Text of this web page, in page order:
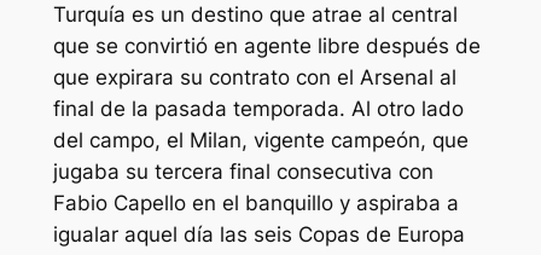
Turquía es un destino que atrae al central
que se convirtió en agente libre después de
que expirara su contrato con el Arsenal al
final de la pasada temporada. Al otro lado
del campo, el Milan, vigente campeón, que
jugaba su tercera final consecutiva con
Fabio Capello en el banquillo y aspiraba a
igualar aquel día las seis Copas de Europa